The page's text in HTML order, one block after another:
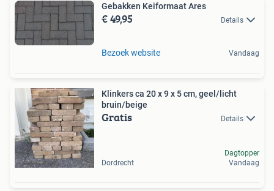
Gebakken Keiformaat Ares
€ 49,95 Details
Bezoek website Vandaag
Klinkers ca 20 x 9 x 5 cm, geel/licht
bruin/beige
Gratis Details
Dordrecht
Dagtopper
Vandaag